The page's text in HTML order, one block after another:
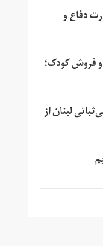
دفاع و
فروش کودک؛
لبنان از